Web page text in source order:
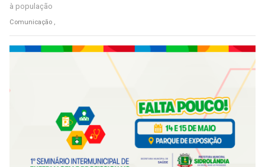
à população
Comunicação ,